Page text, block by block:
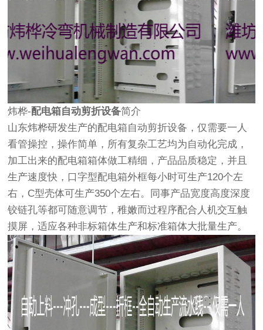
炜桦-配电箱自动剪折设备简介
山东炜桦研发生产的配电箱自动剪折设备，仅需要一人
看管操控，操作简单，所有复杂工艺均为自动化完成，
加工出来的配电箱箱体做工精细，产品品质稳定，并且
生产速度快，口字型配电箱外框每小时可生产120个左
右，C型壳体可生产350个左右。同事产品宽度高度深度
铰链孔等都可随意调节，稚嫩而过程序配合人机交互触
摸屏，适应各种非标箱体生产和标准箱体大批量生产。